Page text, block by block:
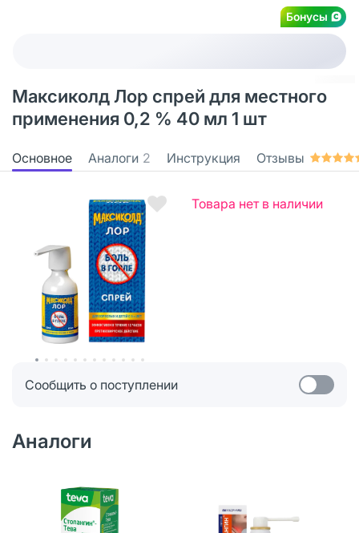
Бонусы
Максиколд Лор спрей для местного
применения 0,2 % 40 мл 1 шт
Основное Аналоги 2 Инструкция Отзывы
Товара нет в наличии
Сообщить о поступлении
Аналоги